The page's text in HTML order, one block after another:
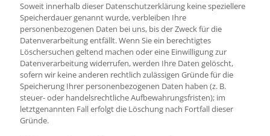
Soweit innerhalb dieser Datenschutzerklärung keine speziellere
Speicherdauer genannt wurde, verbleiben Ihre
personenbezogenen Daten bei uns, bis der Zweck für die
Datenverarbeitung entfällt. Wenn Sie ein berechtigtes
Löschersuchen geltend machen oder eine Einwilligung zur
Datenverarbeitung widerrufen, werden Ihre Daten gelöscht,
sofern wir keine anderen rechtlich zulässigen Gründe für die
Speicherung Ihrer personenbezogenen Daten haben (z. B.
steuer- oder handelsrechtliche Aufbewahrungsfristen); im
letztgenannten Fall erfolgt die Löschung nach Fortfall dieser
Gründe.